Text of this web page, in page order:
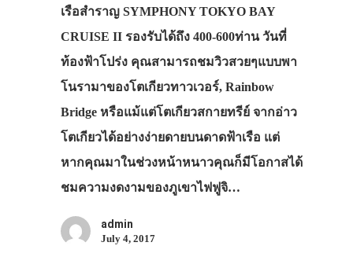
เรือสำราญ SYMPHONY TOKYO BAY
CRUISE II รองรับได้ถึง 400-600ท่าน วันที่
ท้องฟ้าโปร่ง คุณสามารถชมวิวสวยๆแบบพา
โนรามาของโตเกียวทาวเวอร์, Rainbow
Bridge หรือแม้แต่โตเกียวสกายทรีย์ จากอ่าว
โตเกียวได้อย่างง่ายดายบนดาดฟ้าเรือ แต่
หากคุณมาในช่วงหน้าหนาวคุณก็มีโอกาสได้
ชมความงดงามของภูเขาไฟฟูจิ…
admin
July 4, 2017